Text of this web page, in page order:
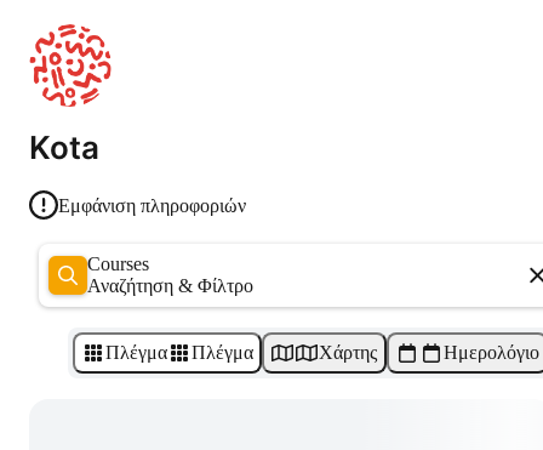
Kota
Εμφάνιση πληροφοριών
Courses
Αναζήτηση & Φίλτρο
Πλέγμα Πλέγμα Χάρτης Ημερολόγιο